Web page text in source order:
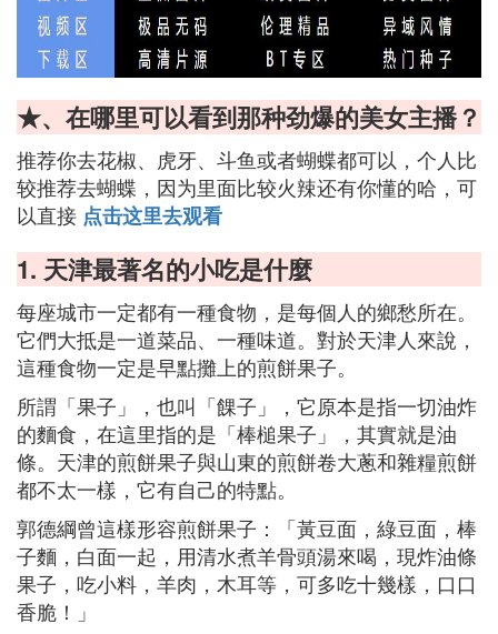
★、在哪里可以看到那种劲爆的美女主播？
推荐你去花椒、虎牙、斗鱼或者蝴蝶都可以，个人比
较推荐去蝴蝶，因为里面比较火辣还有你懂的哈，可
以直接 点击这里去观看
1. 天津最著名的小吃是什麼
每座城市一定都有一種食物，是每個人的鄉愁所在。
它們大抵是一道菜品、一種味道。對於天津人來說，
這種食物一定是早點攤上的煎餅果子。
所謂「果子」，也叫「餜子」，它原本是指一切油炸
的麵食，在這里指的是「棒槌果子」，其實就是油
條。天津的煎餅果子與山東的煎餅卷大蔥和雜糧煎餅
都不太一樣，它有自己的特點。
郭德綱曾這樣形容煎餅果子：「黃豆面，綠豆面，棒
子麵，白面一起，用清水煮羊骨頭湯來喝，現炸油條
果子，吃小料，羊肉，木耳等，可多吃十幾樣，口口
香脆！」